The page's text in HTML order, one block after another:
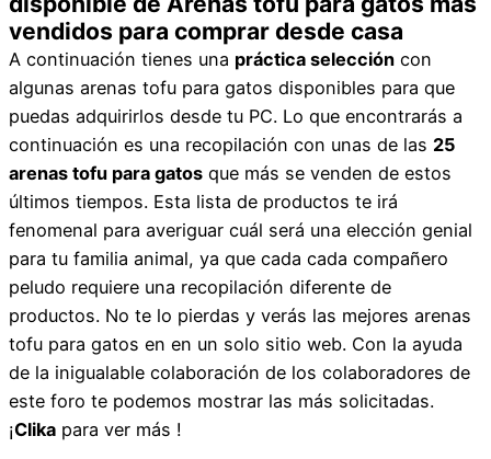
vendidos para comprar desde casa
A continuación tienes una práctica selección con
algunas arenas tofu para gatos disponibles para que
puedas adquirirlos desde tu PC. Lo que encontrarás a
continuación es una recopilación con unas de las 25
arenas tofu para gatos que más se venden de estos
últimos tiempos. Esta lista de productos te irá
fenomenal para averiguar cuál será una elección genial
para tu familia animal, ya que cada cada compañero
peludo requiere una recopilación diferente de
productos. No te lo pierdas y verás las mejores arenas
tofu para gatos en en un solo sitio web. Con la ayuda
de la inigualable colaboración de los colaboradores de
este foro te podemos mostrar las más solicitadas.
¡Clika para ver más !